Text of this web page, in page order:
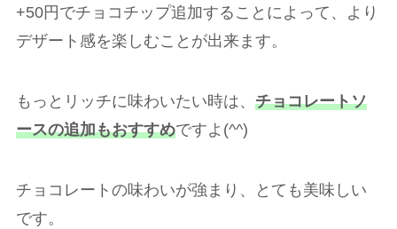
+50円でチョコチップ追加することによって、より
デザート感を楽しむことが出来ます。
もっとリッチに味わいたい時は、 チョコレートソ
ースの追加もおすすめですよ(^^)
チョコレートの味わいが強まり、とても美味しい
です。